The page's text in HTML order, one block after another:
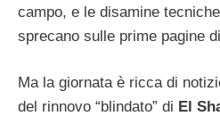
campo, e le disamine
sprecano sulle prime pagine
Ma la giornata è ricca di
del rinnovo “blindato” di El